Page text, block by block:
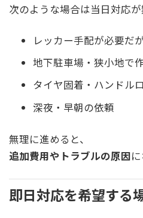
次のような場合は当日対応が
レッカー手配が必要だ
地下駐車場・狭小地で
タイヤ固着・ハンドル
深夜・早朝の依頼
無理に進めると、
追加費用やトラブルの原因
即日対応を希望する